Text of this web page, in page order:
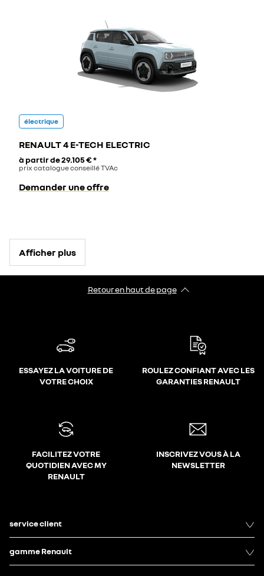
électrique
RENAULT 4 E-TECH ELECTRIC
à partir de29.105 €*
prix catalogue conseillé TVAc
Demander une offre
Afficher plus
Retour en haut de page
ESSAYEZ LA VOITURE DE
VOTRE CHOIX
ROULEZ CONFIANT AVEC LES
GARANTIES RENAULT
FACILITEZ VOTRE
QUOTIDIEN AVEC MY
RENAULT
INSCRIVEZ VOUS À LA
NEWSLETTER
service client
gamme Renault